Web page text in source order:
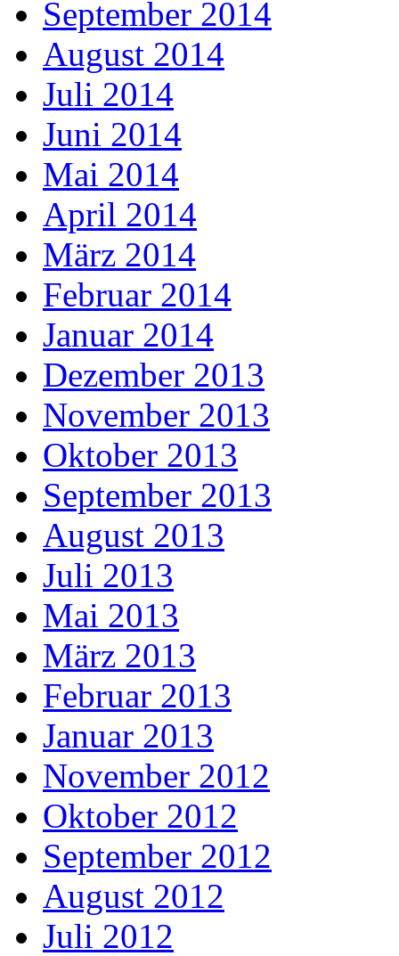
September 2014
August 2014
Juli 2014
Juni 2014
Mai 2014
April 2014
März 2014
Februar 2014
Januar 2014
Dezember 2013
November 2013
Oktober 2013
September 2013
August 2013
Juli 2013
Mai 2013
März 2013
Februar 2013
Januar 2013
November 2012
Oktober 2012
September 2012
August 2012
Juli 2012